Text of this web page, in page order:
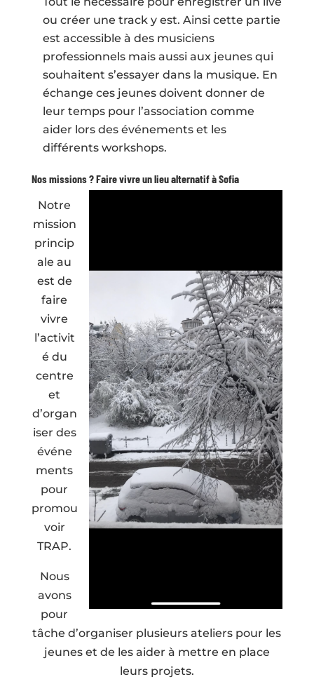
ou créer une track y est. Ainsi cette partie
est accessible à des musiciens
professionnels mais aussi aux jeunes qui
souhaitent s’essayer dans la musique. En
échange ces jeunes doivent donner de
leur temps pour l’association comme
aider lors des événements et les
différents workshops.
Nos missions ? Faire vivre un lieu alternatif à Sofia
Notre
mission
princip
ale au
est de
faire
vivre
l’activit
é du
centre
et
d’organ
iser des
événe
ments
pour
promou
voir
TRAP.
Nous
avons
pour
tâche d’organiser plusieurs ateliers pour les
jeunes et de les aider à mettre en place
leurs projets.